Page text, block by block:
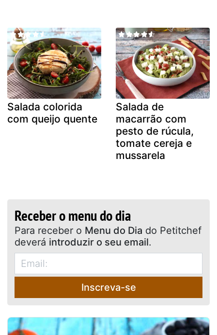
Salada colorida
com queijo quente
Salada de
macarrão com
pesto de rúcula,
tomate cereja e
mussarela
Receber o menu do dia
Para receber o Menu do Dia do Petitchef
deverá introduzir o seu email.
Inscreva-se